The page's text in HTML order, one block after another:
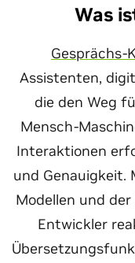
Was
Gesprächs-
Assistenten,
die den Weg
Mensch-
Interaktionen
und Genauigkeit.
Modellen und
Entwickler